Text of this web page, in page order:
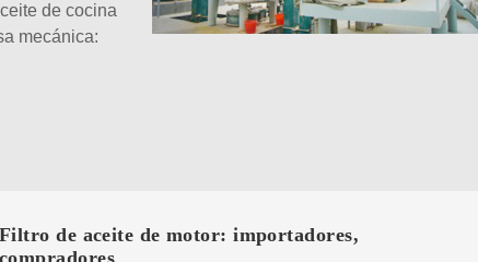
de cocina
mecánica:
Filtro de aceite de motor: importadores,